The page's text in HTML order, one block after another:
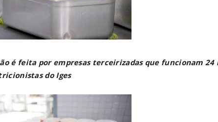
é feita por empresas terceirizadas que funcionam 24
do Iges